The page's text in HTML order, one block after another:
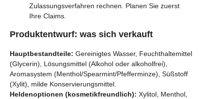
Zulassungsverfahren rechnen. Planen Sie zuerst
Ihre Claims.
Produktentwurf: was sich verkauft
Hauptbestandteile: Gereinigtes Wasser, Feuchthaltemittel
(Glycerin), Lösungsmittel (Alkohol oder alkoholfrei),
Aromasystem (Menthol/Spearmint/Pfefferminze), Süßstoff
(Xylit), milde Konservierungsmittel.
Heldenoptionen (kosmetikfreundlich): Xylitol, Menthol,